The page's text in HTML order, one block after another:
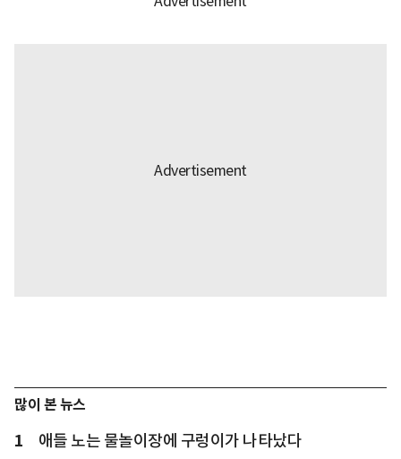
많이 본 뉴스
1 애들 노는 물놀이장에 구렁이가 나타났다